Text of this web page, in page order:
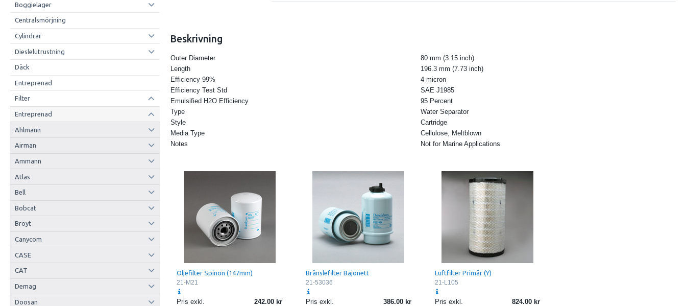
Boggielager
Centralsmörjning
Cylindrar
Dieslelutrustning
Däck
Entreprenad
Filter
Entreprenad
Ahlmann
Airman
Ammann
Atlas
Bell
Bobcat
Bröyt
Canycom
CASE
CAT
Demag
Doosan
Beskrivning
Outer Diameter
80 mm (3.15 inch)
Length
196.3 mm (7.73 inch)
Efficiency 99%
4 micron
Efficiency Test Std
SAE J1985
Emulsified H2O Efficiency
95 Percent
Type
Water Separator
Style
Cartridge
Media Type
Cellulose, Meltblown
Notes
Not for Marine Applications
Oljefilter Spinon (147mm)
21-M21
Pris exkl. 242.00
Bränslefilter Bajonett
21-53036
Pris exkl. 386.00
Luftfilter Primär (Y)
21-L105
Pris exkl. 824.00